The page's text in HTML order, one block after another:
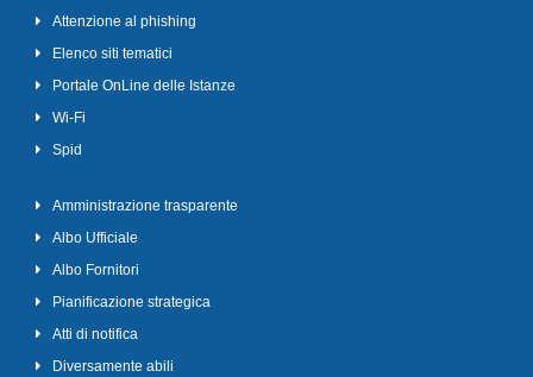
Attenzione al phishing
Elenco siti tematici
Portale OnLine delle Istanze
Wi-Fi
Spid
Amministrazione trasparente
Albo Ufficiale
Albo Fornitori
Pianificazione strategica
Atti di notifica
Diversamente abili